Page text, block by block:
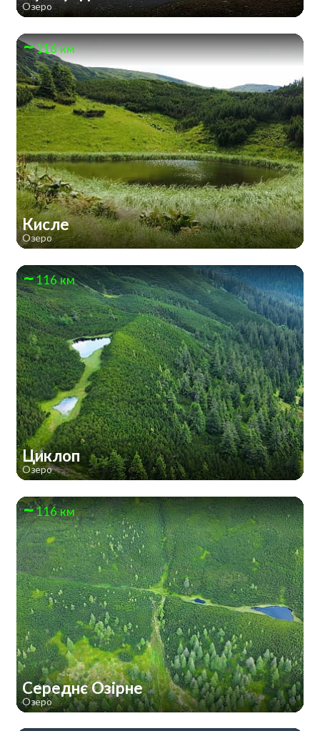
Озеро
116 км
Кисле
Озеро
116 км
Циклоп
Озеро
116 км
Середнє Озірне
Озеро